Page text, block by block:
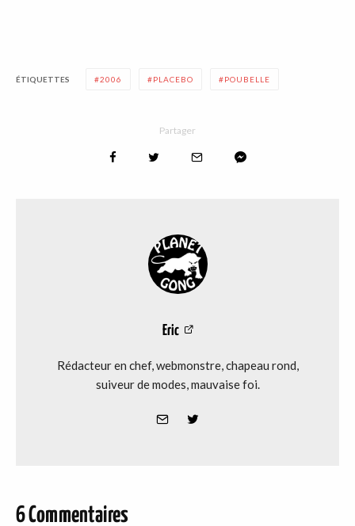
ÉTIQUETTES 2006 PLACEBO POUBELLE
Partager
Eric
Rédacteur en chef, webmonstre, chapeau rond,
suiveur de modes, mauvaise foi.
6 Commentaires